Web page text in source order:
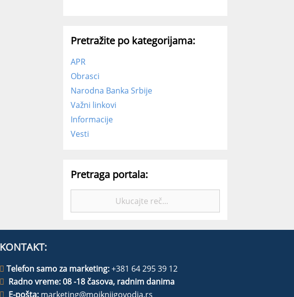
Pretražite po kategorijama:
APR
Obrasci
Narodna Banka Srbije
Važni linkovi
Informacije
Vesti
Pretraga portala:
KONTAKT:
Telefon samo za marketing:+381 64 295 39 12
Radno vreme: 08 -18 časova, radnim danima
E-pošta: marketing@mojknjigovodja.rs